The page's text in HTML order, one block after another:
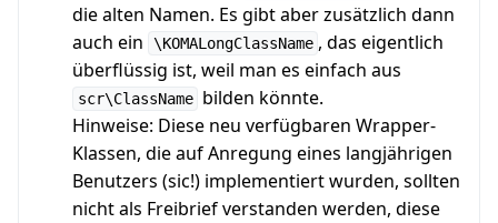
die alten Namen. Es gibt aber zusätzlich dann
auch ein
\KOMALongClassName , das eigentlich
überflüssig ist, weil man es einfach aus
scr\ClassName bilden könnte.
Hinweise: Diese neu verfügbaren Wrapper-
Klassen, die auf Anregung eines langjährigen
Benutzers (sic!) implementiert wurden, sollten
nicht als Freibrief verstanden werden, diese